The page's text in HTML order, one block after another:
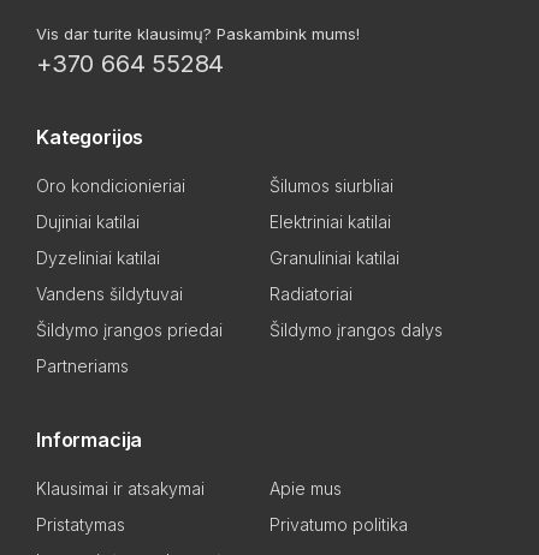
Vis dar turite klausimų? Paskambink mums!
+370 664 55284
Kategorijos
Oro kondicionieriai
Šilumos siurbliai
Dujiniai katilai
Elektriniai katilai
Dyzeliniai katilai
Granuliniai katilai
Vandens šildytuvai
Radiatoriai
Šildymo įrangos priedai
Šildymo įrangos dalys
Partneriams
Informacija
Klausimai ir atsakymai
Apie mus
Pristatymas
Privatumo politika